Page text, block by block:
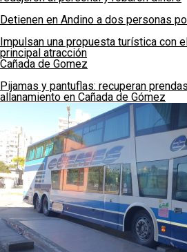
Detienen en Andino a dos personas
Impulsan una propuesta turística con
principal atracción
Cañada de Gomez
Pijamas y pantuflas: recuperan
allanamiento en Cañada de Gómez